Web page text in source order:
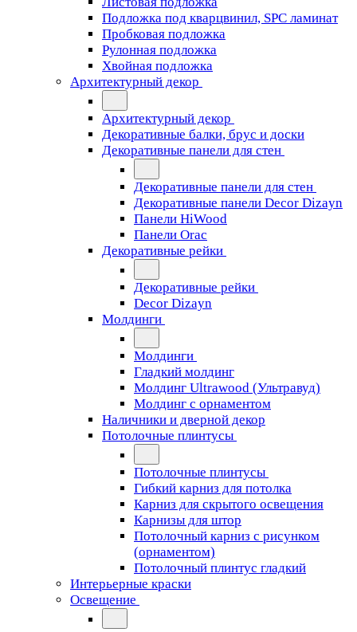
Подложка под кварцвинил, SPC ламинат
Пробковая подложка
Рулонная подложка
Хвойная подложка
Архитектурный декор
Архитектурный декор
Декоративные балки, брус и доски
Декоративные панели для стен
Декоративные панели для стен
Декоративные панели Decor Dizayn
Панели HiWood
Панели Orac
Декоративные рейки
Декоративные рейки
Decor Dizayn
Молдинги
Молдинги
Гладкий молдинг
Молдинг Ultrawood (Ультравуд)
Молдинг с орнаментом
Наличники и дверной декор
Потолочные плинтусы
Потолочные плинтусы
Гибкий карниз для потолка
Карниз для скрытого освещения
Карнизы для штор
Потолочный карниз с рисунком
(орнаментом)
Потолочный плинтус гладкий
Интерьерные краски
Освещение